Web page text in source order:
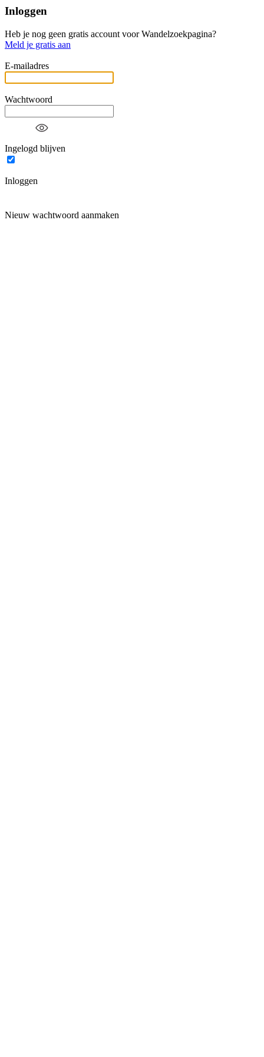
Inloggen
Heb je nog geen gratis account voor Wandelzoekpagina?
Meld je gratis aan
E-mailadres
Wachtwoord
Ingelogd blijven
Inloggen
Nieuw wachtwoord aanmaken